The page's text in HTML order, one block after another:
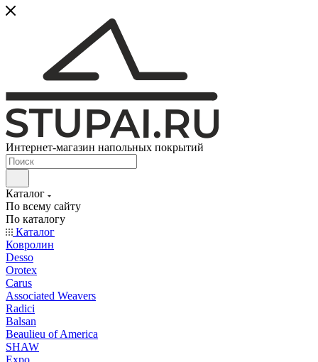
Интернет-магазин напольных покрытий
Каталог
По всему сайту
По каталогу
Каталог
Ковролин
Desso
Orotex
Carus
Associated Weavers
Radici
Balsan
Beaulieu of America
SHAW
Expo